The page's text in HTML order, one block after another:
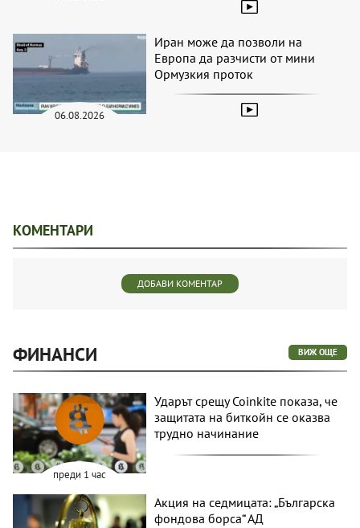
06.08.2026
Иран може да позволи на
Европа да разчисти от мини
Ормузкия проток
КОМЕНТАРИ
ДОБАВИ КОМЕНТАР
ФИНАНСИ ВИЖ ОЩЕ
преди 1 час
Ударът срещу Coinkite показа, че
защитата на биткойн се оказва
трудно начинание
Акция на седмицата: „Българска
фондова борса“ АД